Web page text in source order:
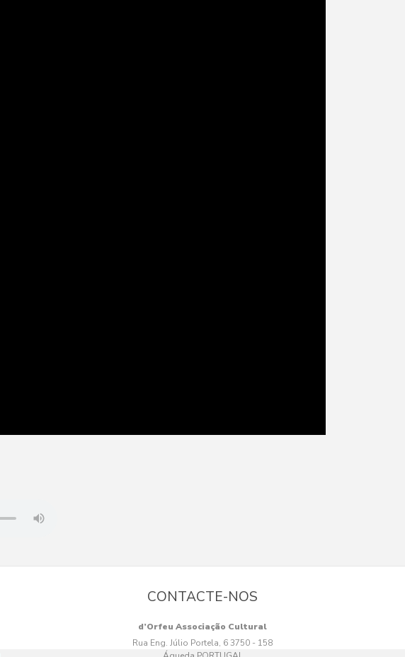
CONTACTE-NOS
d’Orfeu Associação Cultural
Rua Eng. Júlio Portela, 6 3750 - 158